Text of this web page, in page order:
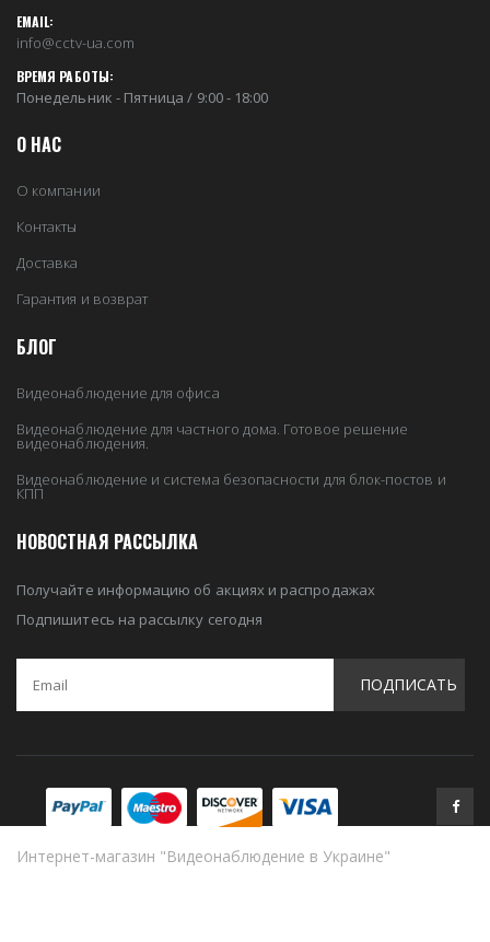
EMAIL:
info@cctv-ua.com
ВРЕМЯ РАБОТЫ:
Понедельник - Пятница / 9:00 - 18:00
О НАС
О компании
Контакты
Доставка
Гарантия и возврат
БЛОГ
Видеонаблюдение для офиса
Видеонаблюдение для частного дома. Готовое решение
видеонаблюдения.
Видеонаблюдение и система безопасности для блок-постов и
КПП
НОВОСТНАЯ РАССЫЛКА
Получайте информацию об акциях и распродажах
Подпишитесь на рассылку сегодня
ПОДПИСАТЬ
Интернет-магазин "Видеонаблюдение в Украине"